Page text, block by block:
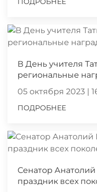
В День учителя
региональные
05 октября 2023 |
ПОДРОБНЕЕ
Сенатор
праздник всех